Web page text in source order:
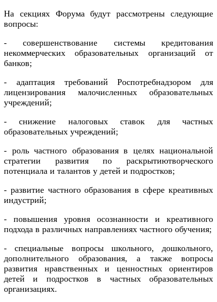
На секциях Форума будут рассмотрены следующие
вопросы:
-совершенствование системыкредитования
некоммерческих образовательных организаций от
банков;
- адаптация требований Роспотребнадзором для
лицензирования малочисленных образовательных
учреждений;
- снижение налоговых ставок для частных
образовательных учреждений;
- роль частного образования в целях национальной
стратегии развития
по раскрытиютворческого
потенциала и талантов у детей и подростков;
- развитие частного образования в сфере креативных
индустрий;
- повышения уровня осознанности и креативного
подхода в различных направлениях частного обучения;
- специальные вопросы школьного, дошкольного,
дополнительного образования, а также вопросы
развития нравственных и ценностных ориентиров
детей и подростков в частных образовательных
организациях.